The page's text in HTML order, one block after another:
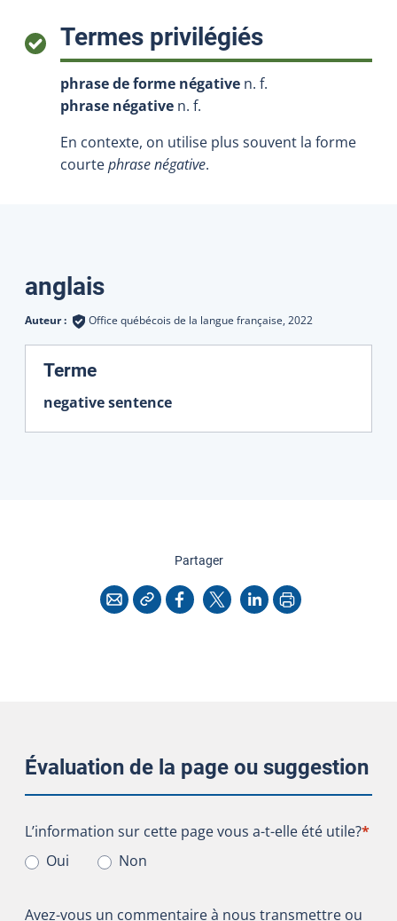
Termes privilégiés:
phrase de forme négative n. f.
phrase négative n. f.
En contexte, on utilise plus souvent la forme
courtephrase négative.
Traductions
anglais
Auteur : Office québécois de la langue française, 2022
Terme:
negative sentence
Partagercette page
CourrielCopier l'adresse
Facebook
X LinkedInImprimer
Évaluation de la page ou suggestion
L’information sur cette page vous a-t-elle été utile?
L’information sur cette page vous a-t-elle été utile?*
Oui
Non
Avez-vous un commentaire à nous transmettre ou